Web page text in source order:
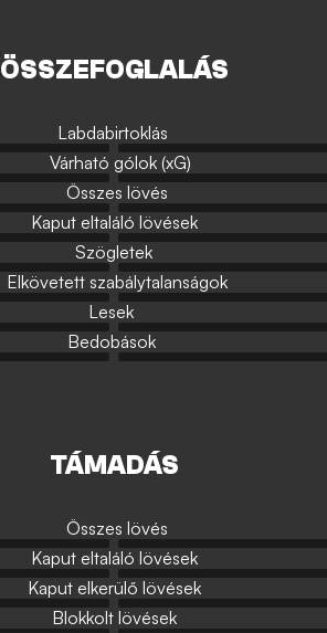
ÖSSZEFOGLALÁS
Labdabirtoklás
Várható gólok (xG)
Összes lövés
Kaput eltaláló lövések
Szögletek
Elkövetett szabálytalanságok
Lesek
Bedobások
TÁMADÁS
Összes lövés
Kaput eltaláló lövések
Kaput elkerülő lövések
Blokkolt lövések